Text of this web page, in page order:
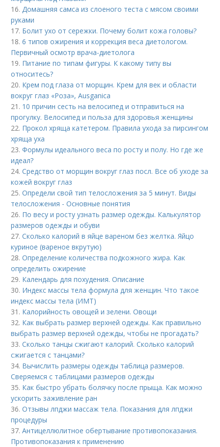
16.Домашняя самса из слоеного теста с мясом своими
руками
17. Болит ухо от сережки. Почему болит кожа головы?
18.6 типов ожирения и коррекция веса диетологом.
Первичный осмотр врача-диетолога
19. Питание по типам фигуры. К какому типу вы
относитесь?
20. Крем под глаза от морщин. Крем для век и области
вокруг глаз «Роза», Ausganica
21. 10 причин сесть на велосипед и отправиться на
прогулку. Велосипед и польза для здоровья женщины
22. Прокол хряща катетером. Правила ухода за пирсингом
хряща уха
23.Формулы идеального веса по росту и полу. Но где же
идеал?
24.Средство от морщин вокруг глаз посл. Все об уходе за
кожей вокруг глаз
25.Определи свой тип телосложения за 5 минут. Виды
телосложения - Основные понятия
26. По весу и росту узнать размер одежды. Калькулятор
размеров одежды и обуви
27.Сколько калорий в яйце вареном без желтка. Яйцо
куриное (вареное вкрутую)
28.Определение количества подкожного жира. Как
определить ожирение
29. Календарь для похудения. Описание
30. Индекс массы тела формула для женщин. Что такое
индекс массы тела (ИМТ)
31. Калорийность овощей и зелени. Овощи
32. Как выбрать размер верхней одежды. Как правильно
выбрать размер верхней одежды, чтобы не прогадать?
33.Сколько танцы сжигают калорий. Сколько калорий
сжигается с танцами?
34. Вычислить размеры одежды таблица размеров.
Сверяемся с таблицами размеров одежды
35. Как быстро убрать болячку после прыща. Как можно
ускорить заживление ран
36.Отзывы лпджи массаж тела. Показания для лпджи
процедуры
37.Антицеллюлитное обертывание противопоказания.
Противопоказания к применению